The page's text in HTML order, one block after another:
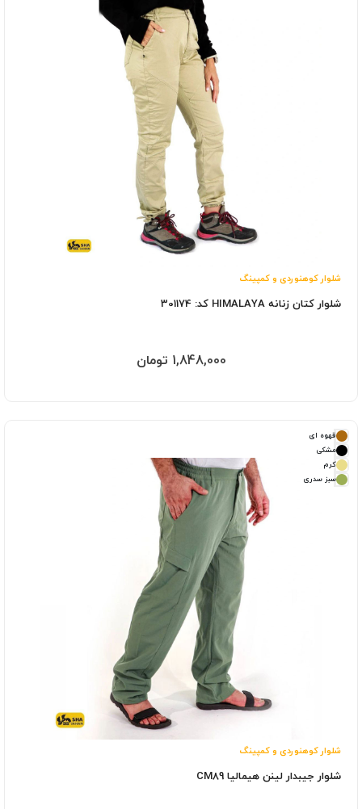
شلوار کوهنوردی و کمپینگ
شلوار کتان زنانه HIMALAYA کد: 301174
1,848,000 تومان
شلوار کوهنوردی و کمپینگ
شلوار جيبدار لینن هیمالیا CM89
قهوه ای
مشکی
کرم
سبز سدری